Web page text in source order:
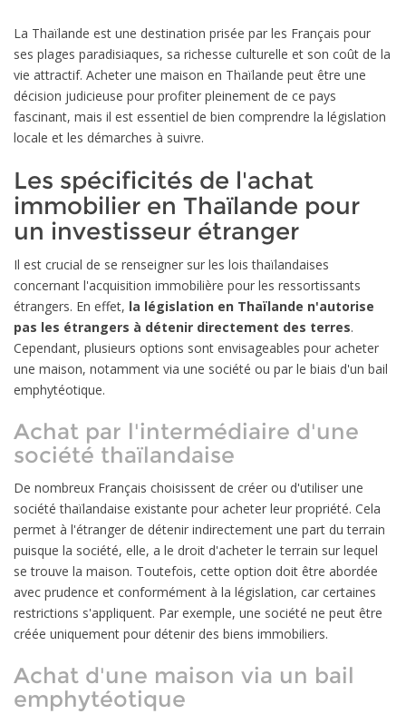
La Thaïlande est une destination prisée par les Français pour
ses plages paradisiaques, sa richesse culturelle et son coût de la
vie attractif. Acheter une maison en Thaïlande peut être une
décision judicieuse pour profiter pleinement de ce pays
fascinant, mais il est essentiel de bien comprendre la législation
locale et les démarches à suivre.
Les spécificités de l'achat
immobilier en Thaïlande pour
un investisseur étranger
Il est crucial de se renseigner sur les lois thaïlandaises
concernant l'acquisition immobilière pour les ressortissants
étrangers. En effet, la législation en Thaïlande n'autorise
pas les étrangers à détenir directement des terres.
Cependant, plusieurs options sont envisageables pour acheter
une maison, notamment via une société ou par le biais d'un bail
emphytéotique.
Achat par l'intermédiaire d'une
société thaïlandaise
De nombreux Français choisissent de créer ou d'utiliser une
société thaïlandaise existante pour acheter leur propriété. Cela
permet à l'étranger de détenir indirectement une part du terrain
puisque la société, elle, a le droit d'acheter le terrain sur lequel
se trouve la maison. Toutefois, cette option doit être abordée
avec prudence et conformément à la législation, car certaines
restrictions s'appliquent. Par exemple, une société ne peut être
créée uniquement pour détenir des biens immobiliers.
Achat d'une maison via un bail
emphytéotique